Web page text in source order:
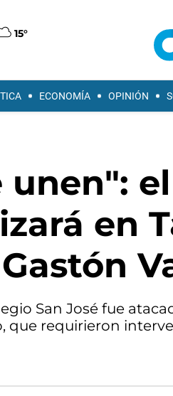
15°
ECONOMÍA OPINIÓN
unen":
en
San José fue
que requirieron